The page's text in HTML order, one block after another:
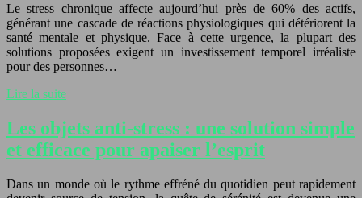
Le stress chronique affecte aujourd’hui près de 60% des actifs,
générant une cascade de réactions physiologiques qui détériorent la
santé mentale et physique. Face à cette urgence, la plupart des
solutions proposées exigent un investissement temporel irréaliste
pour des personnes…
Lire la suite
Les objets anti-stress : une solution simple
et efficace pour apaiser l’esprit
Dans un monde où le rythme effréné du quotidien peut rapidement